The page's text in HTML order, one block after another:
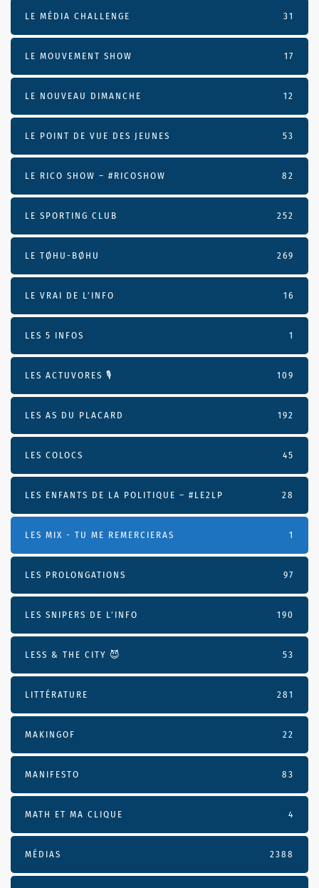
LE MÉDIA CHALLENGE 31
LE MOUVEMENT SHOW 17
LE NOUVEAU DIMANCHE 12
LE POINT DE VUE DES JEUNES 53
LE RICO SHOW – #RICOSHOW 82
LE SPORTING CLUB 252
LE TØHU-BØHU 269
LE VRAI DE L’INFO 16
LES 5 INFOS 1
LES ACTUVORES 🎙 109
LES AS DU PLACARD 192
LES COLOCS 45
LES ENFANTS DE LA POLITIQUE – #LE2LP 28
LES MIX - TU ME REMERCIERAS 1
LES PROLONGATIONS 97
LES SNIPERS DE L’INFO 190
LESS & THE CITY 😈 53
LITTÉRATURE 281
MAKINGOF 22
MANIFESTO 83
MATH ET MA CLIQUE 4
MÉDIAS 2388